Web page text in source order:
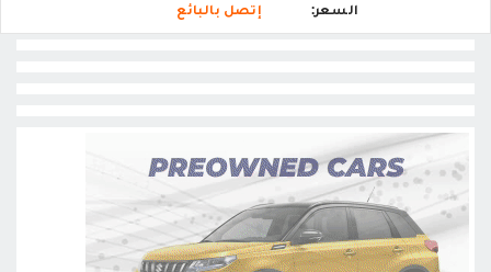
السعر: إتصل بالبائع